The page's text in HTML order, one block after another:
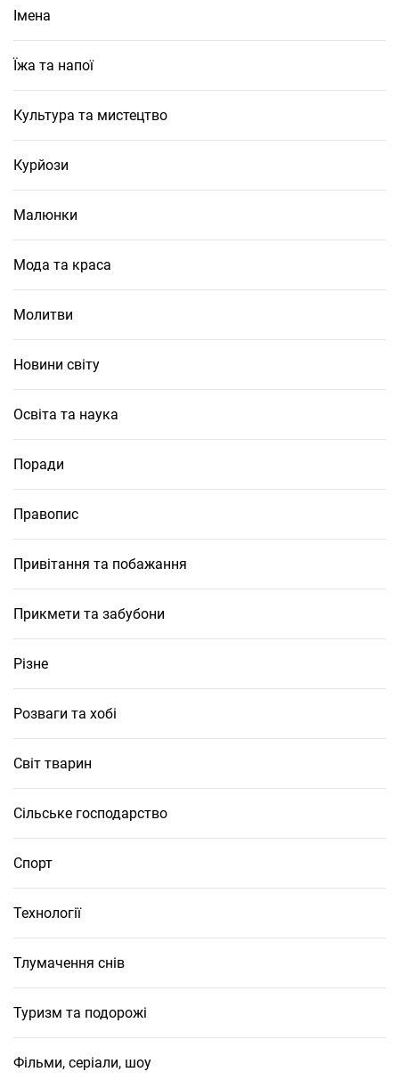
Імена
Їжа та напої
Культура та мистецтво
Курйози
Малюнки
Мода та краса
Молитви
Новини світу
Освіта та наука
Поради
Правопис
Привітання та побажання
Прикмети та забубони
Різне
Розваги та хобі
Світ тварин
Сільське господарство
Спорт
Технології
Тлумачення снів
Туризм та подорожі
Фільми, серіали, шоу